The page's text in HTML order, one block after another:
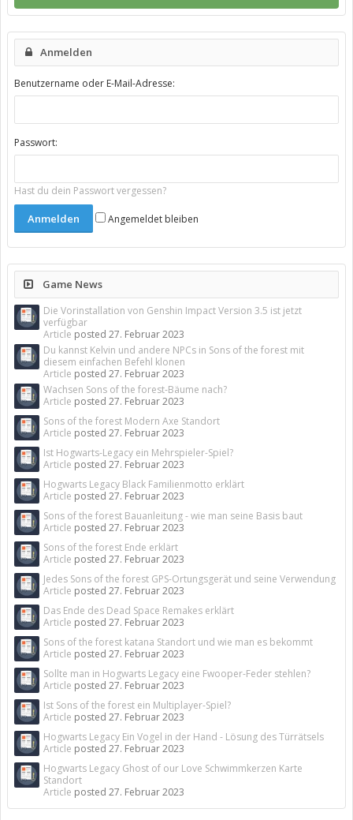
Anmelden
Benutzername oder E-Mail-Adresse:
Passwort:
Hast du dein Passwort vergessen?
Angemeldet bleiben
Game News
Die Vorinstallation von Genshin Impact Version 3.5 ist jetzt
verfügbar
Article posted 27. Februar 2023
Du kannst Kelvin und andere NPCs in Sons of the forest mit
diesem einfachen Befehl klonen
Article posted 27. Februar 2023
Wachsen Sons of the forest-Bäume nach?
Article posted 27. Februar 2023
Sons of the forest Modern Axe Standort
Article posted 27. Februar 2023
Ist Hogwarts-Legacy ein Mehrspieler-Spiel?
Article posted 27. Februar 2023
Hogwarts Legacy Black Familienmotto erklärt
Article posted 27. Februar 2023
Sons of the forest Bauanleitung - wie man seine Basis baut
Article posted 27. Februar 2023
Sons of the forest Ende erklärt
Article posted 27. Februar 2023
Jedes Sons of the forest GPS-Ortungsgerät und seine Verwendung
Article posted 27. Februar 2023
Das Ende des Dead Space Remakes erklärt
Article posted 27. Februar 2023
Sons of the forest katana Standort und wie man es bekommt
Article posted 27. Februar 2023
Sollte man in Hogwarts Legacy eine Fwooper-Feder stehlen?
Article posted 27. Februar 2023
Ist Sons of the forest ein Multiplayer-Spiel?
Article posted 27. Februar 2023
Hogwarts Legacy Ein Vogel in der Hand - Lösung des Türrätsels
Article posted 27. Februar 2023
Hogwarts Legacy Ghost of our Love Schwimmkerzen Karte
Standort
Article posted 27. Februar 2023